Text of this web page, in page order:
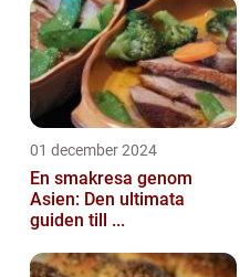
01 december 2024
En smakresa genom
Asien: Den ultimata
guiden till ...